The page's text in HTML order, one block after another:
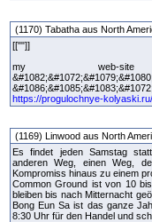
(1170) Tabatha aus North
[[""]]
my web-site
https://progulochnye-kolyaski.ru/
(1169) Linwood aus North
Es findet jeden Samstag
anderen Weg, einen Weg,
Kompromiss hinaus zu einem
Common Ground ist von 10
bleiben bis nach Mitternacht
Bong Eun Sa ist das ganze
8:30 Uhr für den Handel und